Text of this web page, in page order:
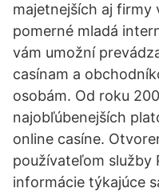
majetnejších aj firmy
pomerné mladá
vám umožní
casínam a
osobám. Od roku
najobľúbenejších
online casíne.
používateľom služby
informácie týkajúce